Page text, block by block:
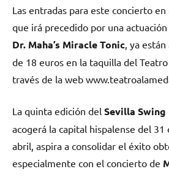
Las entradas para este concierto en
que irá precedido por una
Dr. Maha’s Miracle Tonic , ya
de 18 euros en la taquilla del
través de la web
La quinta edición del Sevilla
acogerá la capital hispalense del 31
abril, aspira a consolidar el éxito
especialmente con el concierto de